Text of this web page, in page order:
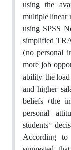
using the
multiple linear
using SPSS
simplified
(no personal
more job
ability, the
and higher
beliefs (the
personal
students’
According